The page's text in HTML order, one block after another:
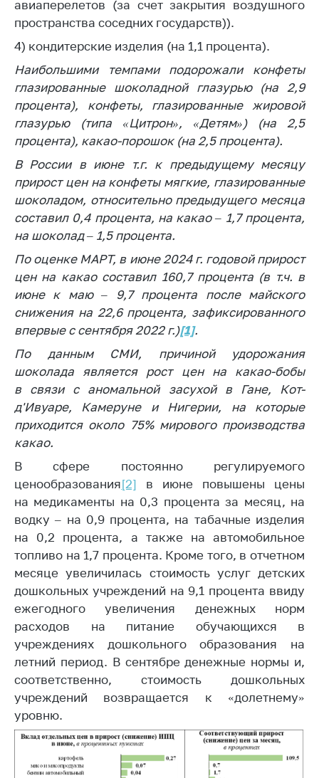
авиаперелетов (за счет закрытия воздушного
пространства соседних государств)).
4) кондитерские изделия (на 1,1 процента).
Наибольшими темпами подорожали конфеты
глазированные шоколадной глазурью (на 2,9
процента), конфеты, глазированные жировой
глазурью (типа «Цитрон», «Детям») (на 2,5
процента), какао-порошок (на 2,5 процента).
В России в июне т.г. к предыдущему месяцу
прирост цен на конфеты мягкие, глазированные
шоколадом, относительно предыдущего месяца
составил 0,4 процента, на какао – 1,7 процента,
на шоколад – 1,5 процента.
По оценке МАРТ, в июне 2024 г. годовой прирост
цен на какао составил 160,7 процента (в т.ч. в
июне к маю – 9,7 процента после майского
снижения на 22,6 процента, зафиксированного
впервые с сентября 2022 г.)[1].
По данным СМИ, причиной удорожания
шоколада является рост цен на какао-бобы
в связи с аномальной засухой в Гане, Кот-
д'Ивуаре, Камеруне и Нигерии, на которые
приходится около 75% мирового производства
какао.
В сфере постоянно регулируемого
ценообразования[2] в июне повышены цены
на медикаменты на 0,3 процента за месяц, на
водку – на 0,9 процента, на табачные изделия
на 0,2 процента, а также на автомобильное
топливо на 1,7 процента. Кроме того, в отчетном
месяце увеличилась стоимость услуг детских
дошкольных учреждений на 9,1 процента ввиду
ежегодного увеличения денежных норм
расходов на питание обучающихся в
учреждениях дошкольного образования на
летний период. В сентябре денежные нормы и,
соответственно, стоимость дошкольных
учреждений возвращается к «долетнему»
уровню.